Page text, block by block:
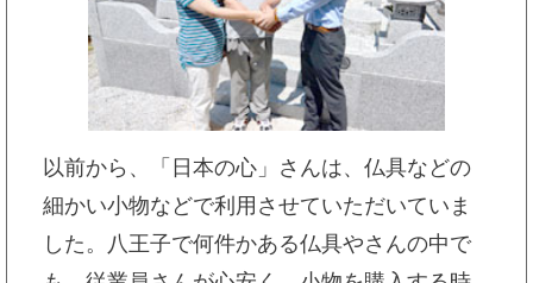
以前から、「日本の心」さんは、仏具などの
細かい小物などで利用させていただいていま
した。八王子で何件かある仏具やさんの中で